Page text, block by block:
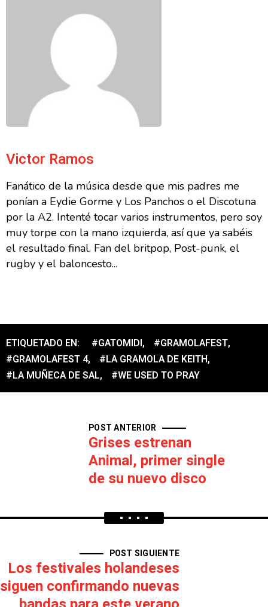
Victor Ramos
Fanático de la música desde que mis padres me
ponían a Eydie Gorme y Los Panchos o el Discotuna
por la A2. Intenté tocar varios instrumentos, pero soy
muy torpe con la mano izquierda, así que ya sabéis
el resultado final. Fan del britpop, Post-punk, el
rugby y el baloncesto...
ETIQUETADO EN: #GATOMIDI, #GRAMOLAFEST,
#GRAMOLAFEST 4, #LA GRAMOLA DE KEITH,
#LA MUÑECA DE SAL, #WE USED TO PRAY
POST ANTERIOR
Grises estrenan
Animal, primer single
de su nuevo disco
POST SIGUIENTE
Los festivales holandeses
siguen confirmando nuevas